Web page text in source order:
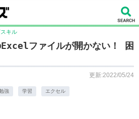
キル
ファイルが開かない！ 困
更新:2022/05/24
強 学習 エクセル